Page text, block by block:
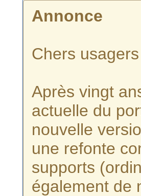
Annonce
Chers
Après vingt
actuelle du
nouvelle
une refonte
supports
également de